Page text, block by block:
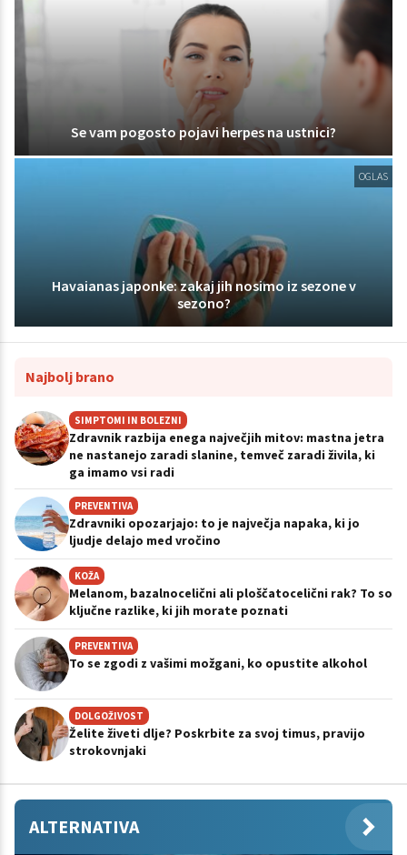
Se vam pogosto pojavi herpes na ustnici?
OGLAS
Havaianas japonke: zakaj jih nosimo iz sezone v
sezono?
Najbolj brano
SIMPTOMI IN BOLEZNI
Zdravnik razbija enega največjih mitov: mastna jetra
ne nastanejo zaradi slanine, temveč zaradi živila, ki
ga imamo vsi radi
PREVENTIVA
Zdravniki opozarjajo: to je največja napaka, ki jo
ljudje delajo med vročino
KOŽA
Melanom, bazalnocelični ali ploščatocelični rak? To so
ključne razlike, ki jih morate poznati
PREVENTIVA
To se zgodi z vašimi možgani, ko opustite alkohol
DOLGOŽIVOST
Želite živeti dlje? Poskrbite za svoj timus, pravijo
strokovnjaki
ALTERNATIVA